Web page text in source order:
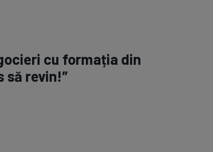
cu formația din
să revin!”